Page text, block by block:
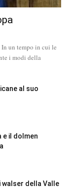
un tempo in cui le
i modi della
al suo
e il dolmen
walser della Valle